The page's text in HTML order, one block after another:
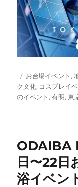
投
稿
日:
カ
テ
ゴ
お台場イベント ,
ク文化, コスプレイ
のイベント ,有明,東
ODAIBA
日〜22日
浴イベン